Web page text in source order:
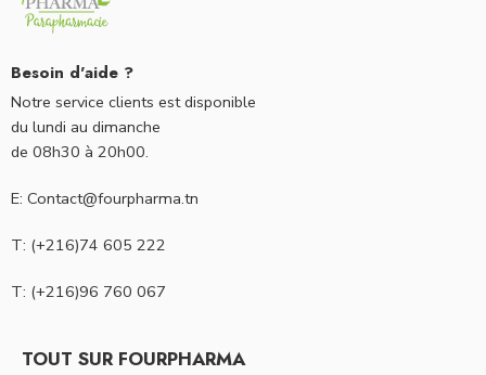
Besoin d'aide ?
Notre service clients est disponible
du lundi au dimanche
de 08h30 à 20h00.
E: Contact@fourpharma.tn
T: (+216)74 605 222
T: (+216)96 760 067
TOUT SUR FOURPHARMA